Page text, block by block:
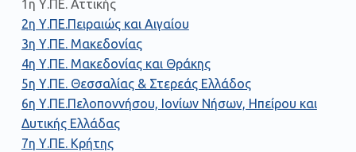
1η Υ.ΠΕ. Αττικής
2η Υ.ΠΕ.Πειραιώς και Αιγαίου
3η Υ.ΠΕ. Μακεδονίας
4η Υ.ΠΕ. Μακεδονίας και Θράκης
5η Υ.ΠΕ. Θεσσαλίας & Στερεάς Ελλάδος
6η Υ.ΠΕ.Πελοποννήσου, Ιονίων Νήσων, Ηπείρου και
Δυτικής Ελλάδας
7η Υ.ΠΕ. Κρήτης